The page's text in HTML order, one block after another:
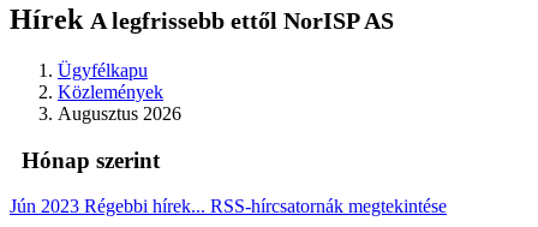
Hírek A legfrissebb ettől NorISP AS
Ügyfélkapu
Közlemények
Augusztus 2026
Hónap szerint
Jún 2023 Régebbi hírek... RSS-hírcsatornák megtekintése